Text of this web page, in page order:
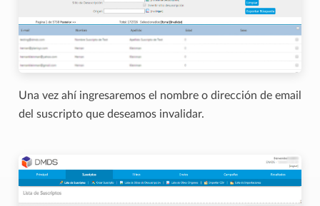
Una vez ahí ingresaremos el nombre o dirección de email
del suscripto que deseamos invalidar.